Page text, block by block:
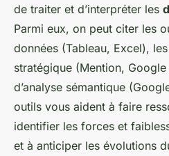
de traiter et d’interpréter les
Parmi eux, on peut citer les
données (Tableau, Excel),
stratégique (Mention,
d’analyse sémantique
outils vous aident à faire
identifier les forces et
et à anticiper les évolutions